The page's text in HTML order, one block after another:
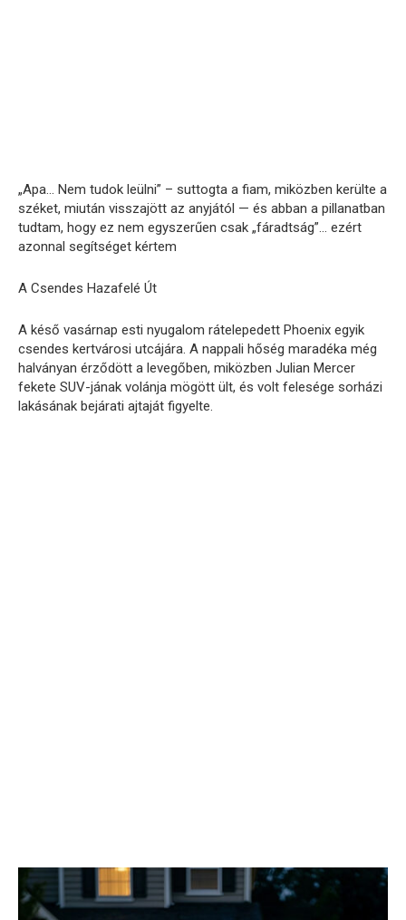
„Apa… Nem tudok leülni” – suttogta a fiam, miközben kerülte a
széket, miután visszajött az anyjától — és abban a pillanatban
tudtam, hogy ez nem egyszerűen csak „fáradtság”… ezért
azonnal segítséget kértem
A Csendes Hazafelé Út
A késő vasárnap esti nyugalom rátelepedett Phoenix egyik
csendes kertvárosi utcájára. A nappali hőség maradéka még
halványan érződött a levegőben, miközben Julian Mercer
fekete SUV-jának volánja mögött ült, és volt felesége sorházi
lakásának bejárati ajtaját figyelte.